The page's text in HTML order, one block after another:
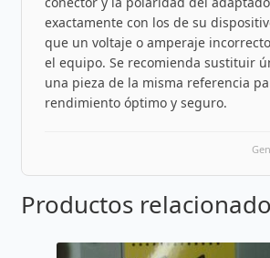
exactamente con los de su
que un voltaje o amperaje
el equipo. Se recomienda sustituir
una pieza de la misma referencia
rendimiento óptimo y seguro.
Productos